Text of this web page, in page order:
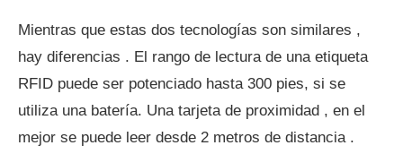
Mientras que estas dos tecnologías son similares ,
hay diferencias . El rango de lectura de una etiqueta
RFID puede ser potenciado hasta 300 pies, si se
utiliza una batería. Una tarjeta de proximidad , en el
mejor se puede leer desde 2 metros de distancia .